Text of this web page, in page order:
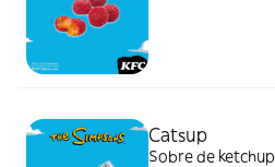
Catsup
Sobre de ketchup